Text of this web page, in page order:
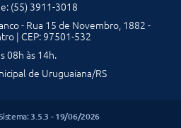
(55) 3911-3018
- Rua 15 de Novembro, 1882 -
| CEP: 97501-532
08h às 14h.
de Uruguaiana/RS
3.5.3 - 19/06/2026